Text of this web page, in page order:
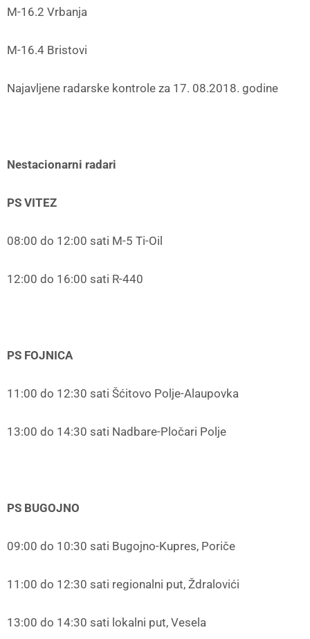
M-16.2 Vrbanja
M-16.4 Bristovi
Najavljene radarske kontrole za 17. 08.2018. godine
Nestacionarni radari
PS VITEZ
08:00 do 12:00 sati M-5 Ti-Oil
12:00 do 16:00 sati R-440
PS FOJNICA
11:00 do 12:30 sati Šćitovo Polje-Alaupovka
13:00 do 14:30 sati Nadbare-Pločari Polje
PS BUGOJNO
09:00 do 10:30 sati Bugojno-Kupres, Poriče
11:00 do 12:30 sati regionalni put, Ždralovići
13:00 do 14:30 sati lokalni put, Vesela